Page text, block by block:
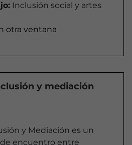
Inclusión social y artes
otra ventana
y mediación
y Mediación es un
encuentro entre